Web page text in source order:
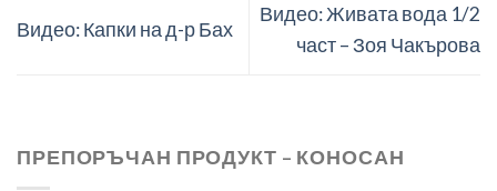
Видео: Капки на д-р Бах
Видео: Живата вода 1/2
част – Зоя Чакърова
ПРЕПОРЪЧАН ПРОДУКТ – КОНОСАН